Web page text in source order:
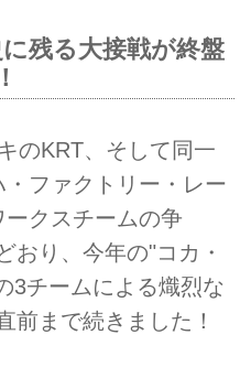
残る大接戦が終盤
のKRT、そして同一
ファクトリー・レー
クスチームの争
おり、今年の"コカ・
3チームによる熾烈な
前まで続きました！